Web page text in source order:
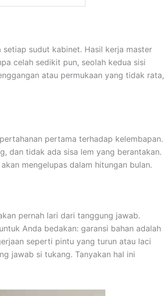
sudut kabinet. Hasil kerja master
celah sedikit pun, seolah kedua sisi
atau permukaan yang tidak rata,
pertama terhadap kelembapan.
dan tidak ada sisa lem yang berantakan.
mengelupas dalam hitungan bulan.
pernah lari dari tanggung jawab.
Anda bedakan: garansi bahan adalah
seperti pintu yang turun atau laci
jawab si tukang. Tanyakan hal ini